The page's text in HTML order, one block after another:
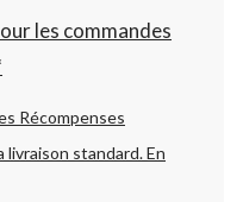
les commandes
Récompenses
livraison standard.En